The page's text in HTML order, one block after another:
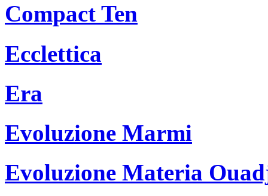
Compact Ten
Ecclettica
Era
Evoluzione Marmi
Evoluzione Materia